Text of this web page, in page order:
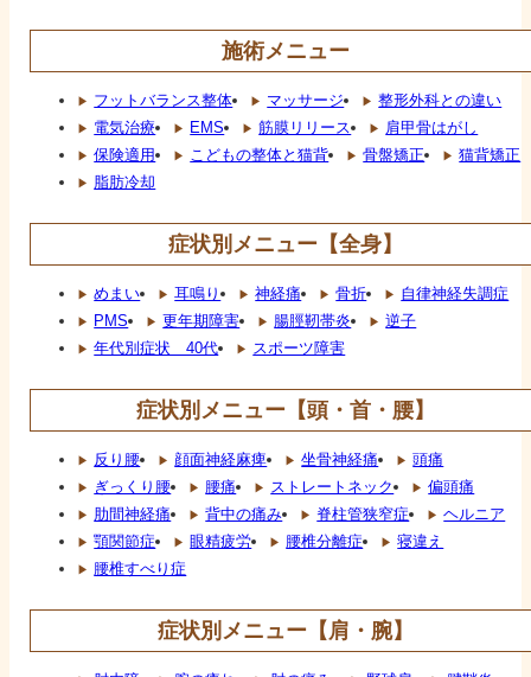
施術メニュー
フットバランス整体 マッサージ
整形外科との違い
電気治療
EMS 筋膜リリース
肩甲骨はがし
保険適用
こどもの整体と猫背 骨盤矯正
猫背矯正
脂肪冷却
症状別メニュー【全身】
めまい 耳鳴り 神経痛 骨折
自律神経失調症
PMS
更年期障害 腸脛靭帯炎
逆子
年代別症状 40代
スポーツ障害
症状別メニュー【頭・首・腰】
反り腰 顔面神経麻痺 坐骨神経痛
頭痛
ぎっくり腰
腰痛 ストレートネック
偏頭痛
肋間神経痛
背中の痛み 脊柱管狭窄症
ヘルニア
顎関節症
眼精疲労 腰椎分離症
寝違え
腰椎すべり症
症状別メニュー【肩・腕】